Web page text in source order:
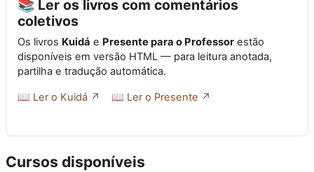
📚 Ler os livros com comentários
coletivos
Os livros Kuidá e Presente para o Professor estão
disponíveis em versão HTML — para leitura anotada,
partilha e tradução automática.
📖 Ler o Kuidá ↗ 📖 Ler o Presente ↗
Cursos disponíveis